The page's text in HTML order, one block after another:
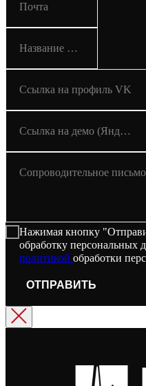
Почта
Название проекта
Ссылка на профиль VK
Ссылка на демо (Яндекс Диск, Google Drive)
Сопроводительное письмо
Нажимая кнопку
обработку персональных
политикой обработки
ОТПРАВИТЬ